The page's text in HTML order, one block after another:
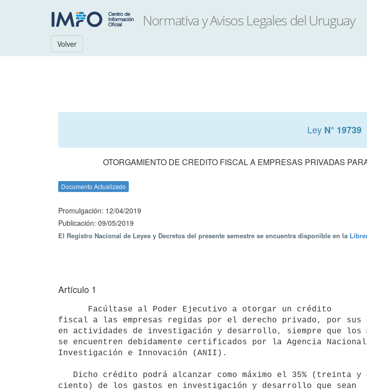
Volver
Ley N° 19739
OTORGAMIENTO DE CREDITO FISCAL A EMPRESAS PRIVADAS
Documento Actualizado
Promulgación: 12/04/2019
Publicación: 09/05/2019
El Registro Nacional de Leyes y Decretos del presente semestre se encuentra disponible en la
Artículo 1
fiscal a las empresas regidas por el derecho privado, por sus
en actividades de investigación y desarrollo, siempre que los
se encuentren debidamente certificados por la Agencia
Investigación e Innovación (ANII).
ciento) de los gastos en investigación y desarrollo que sean